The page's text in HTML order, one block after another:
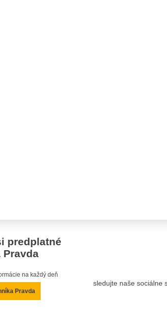
predplatné
Pravda
na každý deň
Pravda
sledujte naše sociálne